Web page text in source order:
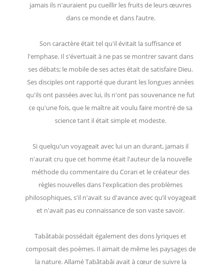
jamais ils n'auraient pu cueillir les fruits de leurs œuvres
dans ce monde et dans l’autre.
Son caractère était tel qu'il évitait la suffisance et
l'emphase. Il s'évertuait à ne pas se montrer savant dans
ses débats; le mobile de ses actes était de satisfaire Dieu.
Ses disciples ont rapporté que durant les longues années
qu'ils ont passées avec lui, ils n'ont pas souvenance ne fut
ce qu'une fois, que le maître ait voulu faire montré de sa
science tant il était simple et modeste.
Si quelqu'un voyageait avec lui un an durant, jamais il
n'aurait cru que cet homme était l'auteur de la nouvelle
méthode du commentaire du Coran et le créateur des
règles nouvelles dans l'explication des problèmes
philosophiques, s'il n'avait su d'avance avec qu’il voyageait
et n'avait pas eu connaissance de son vaste savoir.
Tabâtabài possédait également des dons lyriques et
composait des poèmes. Il aimait de même les paysages de
la nature. Allamé Tabâtabâi avait à cœur de suivre la